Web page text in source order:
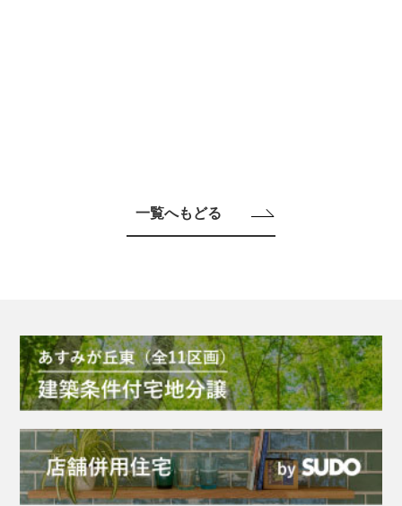
一覧へもどる